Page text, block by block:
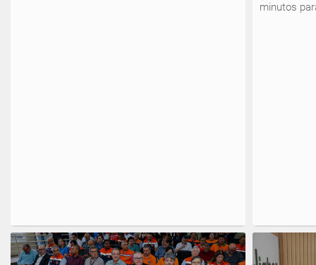
minutos